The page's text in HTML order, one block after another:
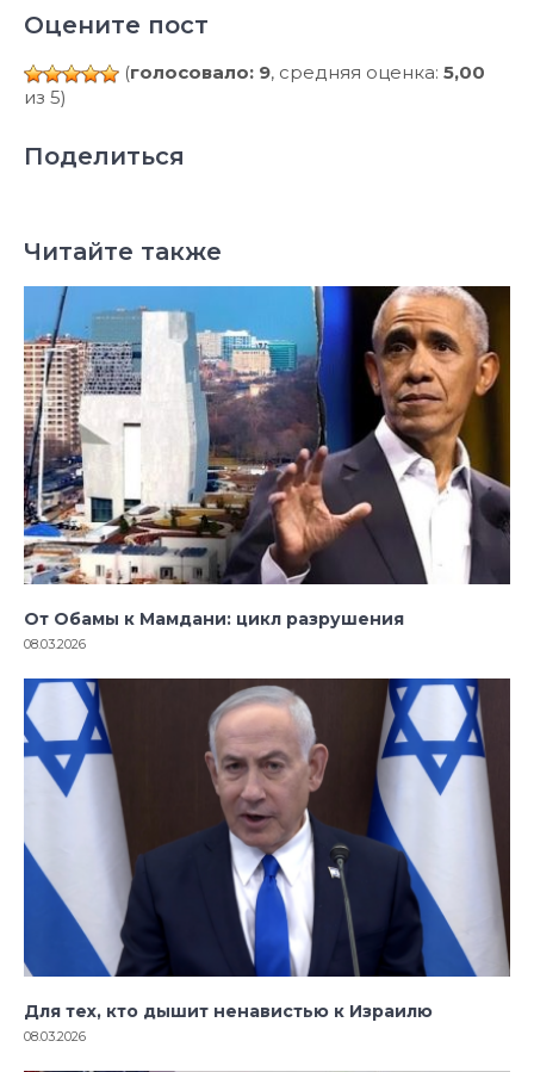
Оцените пост
(голосовало: 9, средняя оценка: 5,00
из 5)
Поделиться
Читайте также
От Обамы к Мамдани: цикл разрушения
08.03.2026
Для тех, кто дышит ненавистью к Израилю
08.03.2026